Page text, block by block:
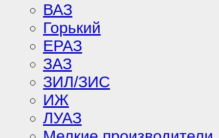
ВАЗ
Горький
ЕРАЗ
ЗАЗ
ЗИЛ/ЗИС
ИЖ
ЛУАЗ